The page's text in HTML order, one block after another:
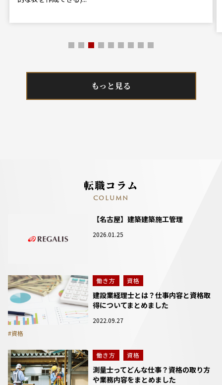
もっと見る
転職コラム
COLUMN
【名古屋】建築建築施工管理
2026.01.25
働き方 資格
建設業経理士とは？仕事内容と資格取
得についてまとめました
2022.09.27
#資格
働き方 資格
測量士ってどんな仕事？資格の取り方
や業務内容をまとめました